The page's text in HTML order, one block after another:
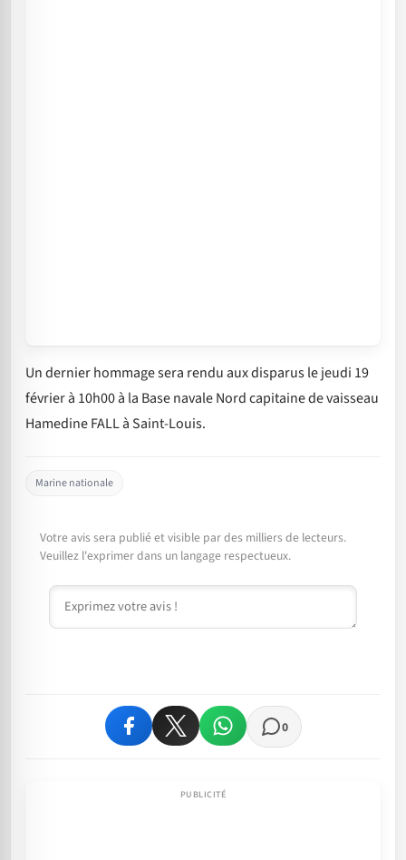
Un dernier hommage sera rendu aux disparus le jeudi 19
février à 10h00 à la Base navale Nord capitaine de vaisseau
Hamedine FALL à Saint-Louis.
Marine nationale
Votre avis sera publié et visible par des milliers de lecteurs.
Veuillez l'exprimer dans un langage respectueux.
Commentaire
0